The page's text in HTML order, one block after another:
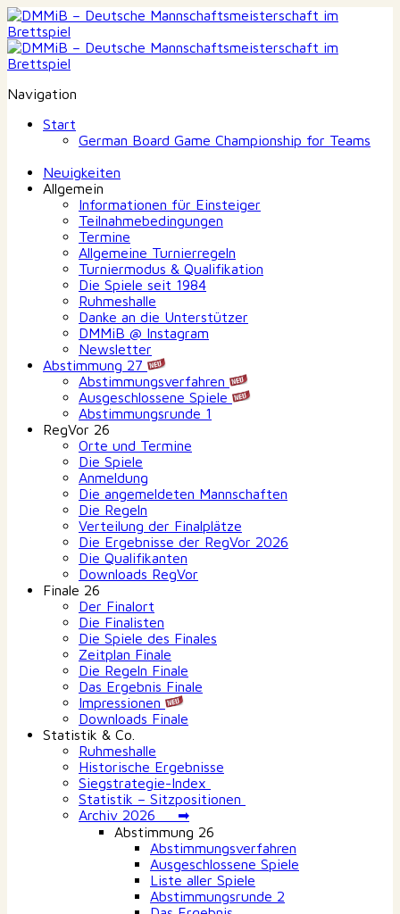
Navigation
Start
German Board Game Championship for Teams
Neuigkeiten
Allgemein
Informationen für Einsteiger
Teilnahmebedingungen
Termine
Allgemeine Turnierregeln
Turniermodus & Qualifikation
Die Spiele seit 1984
Ruhmeshalle
Danke an die Unterstützer
DMMiB @ Instagram
Newsletter
Abstimmung 27
Abstimmungsverfahren
Ausgeschlossene Spiele
Abstimmungsrunde 1
RegVor 26
Orte und Termine
Die Spiele
Anmeldung
Die angemeldeten Mannschaften
Die Regeln
Verteilung der Finalplätze
Die Ergebnisse der RegVor 2026
Die Qualifikanten
Downloads RegVor
Finale 26
Der Finalort
Die Finalisten
Die Spiele des Finales
Zeitplan Finale
Die Regeln Finale
Das Ergebnis Finale
Impressionen
Downloads Finale
Statistik & Co.
Ruhmeshalle
Historische Ergebnisse
Siegstrategie-Index
Statistik – Sitzpositionen
Archiv 2026 ➡
Abstimmung 26
Abstimmungsverfahren
Ausgeschlossene Spiele
Liste aller Spiele
Abstimmungsrunde 2